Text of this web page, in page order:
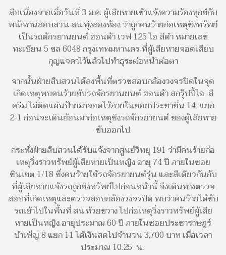
สืบเนื่องจากเมื่อวันที่ 3 ม.ค. ผู้เสียหายเข้าแจ้งความร้องทุกข์กับ
พนักงานสอบสวน สน.ทุ่งสองห้อง ว่าถูกคนร้ายก่อเหตุชิงทรัพย์
เป็นรถตักรยานยนต์ ฮอนด้า เวฟ 125 ไอ สีดำ หมายเลข
ทะเบียน 5 ขล 6048 กรุงเทพมหานคร ที่ผู้เสียหายจอดเสียบ
กุญแจคาไว้แล้วไปทำธุระต่อหน้าต่อตา
จากนั้นฝ่ายสืบสวนได้ลงพื้นที่ตรวขสอบกล้องวงจรปิดในจุด
เกิดเหตุพบคนร้ายขับรถจักรยานยนต์ ฮอนด้า สกรุ๊ปปี้ไอ สี
ครีม ไม่ติดแผ่นป้ายมาจอดไว้ภายในซอยประชาชื่น 14 แยก
2-1 ก่อนจะเดินย้อนมาก่อเหตุชิงรถจักรยายนต์ ของผู้เสียหาย
ขับออกไป
กระทั่งฝ่ายสืบสวนได้รับแจ้งจากศูนย์วิทยุ 191 ว่ามีคนร้ายก่อ
เหตุวิ่งราวทรัพย์ผู้เสียหายเป็นหญิง อายุ 74 ปี ภายในซอย
ชินเขต 1/18 ซึ่งคนร้ายใช้รถจักรยายนต์รุ่น และสีเดียวกันกับ
ที่ผู้เสียหายแจ้งรถถูกชิงทรัพย์ไปก่อนหน้านี้ จึงเดินทางตรวจ
สอบที่เกิดเหตุและตรวจสอบกล้องวงจรปิด พบว่าคนร้ายได้ขับ
รถเข้าไปในพื้นที่ สน.ห้วยขวาง ไปก่อเหตุวิ่งราวทรัพย์ผู้เสีย
หายเป็นหญิง อายุประมาณ 60 ปี ภายในซอยประชาราษฎร์
บำเพ็ญ 8 แยก 11 ได้เงินสดไปจำนวน 3,700 บาท เมื่อเวลา
ประมาณ 10.25 น.